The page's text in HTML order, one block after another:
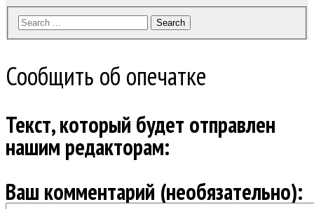
Search
Сообщить об опечатке
Текст, который будет отправлен
нашим редакторам:
Ваш комментарий (необязательно):